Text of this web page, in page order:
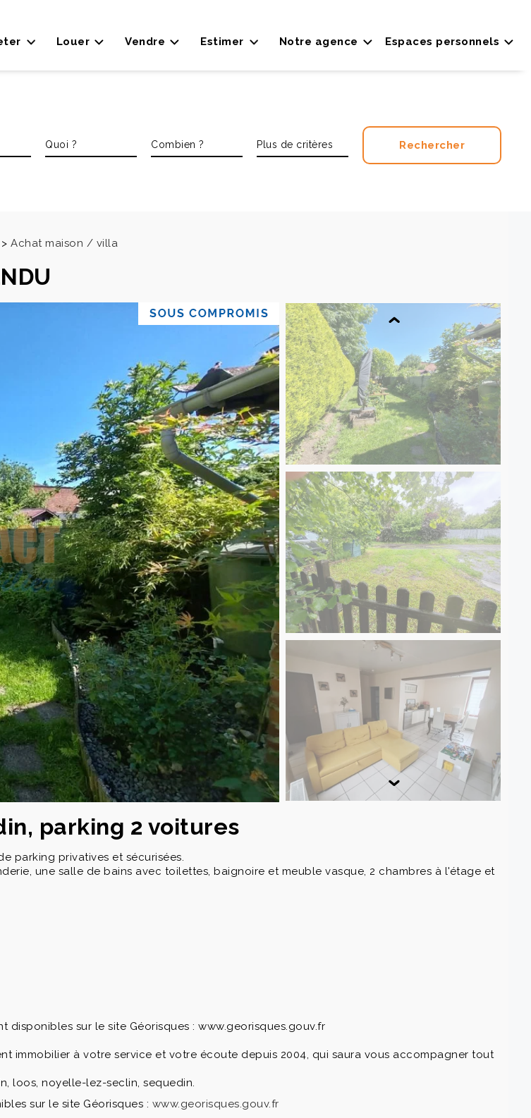
Espaces personnels
Louer Vendre Estimer Notre agence
> Achat maison / villa
parking 2 voitures
parking privatives et sécurisées.
une salle de bains avec toilettes, baignoire et meuble vasque, 2 chambres à l'étage et
sur le site Géorisques : www.georisques.gouv.fr
immobilier à votre service et votre écoute depuis 2004, qui saura vous accompagner tout
loos, noyelle-lez-seclin, sequedin.
sur le site Géorisques : www.georisques.gouv.fr